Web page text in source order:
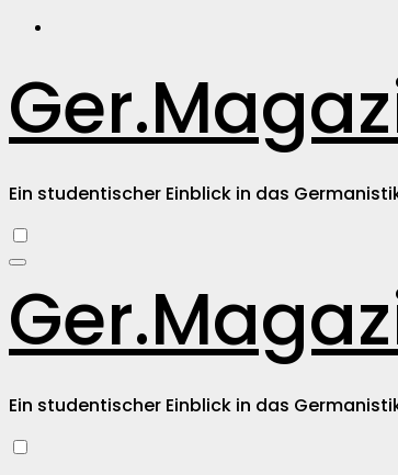
Zum
Ein studentischer Einblick in das
Ein studentischer Einblick in das